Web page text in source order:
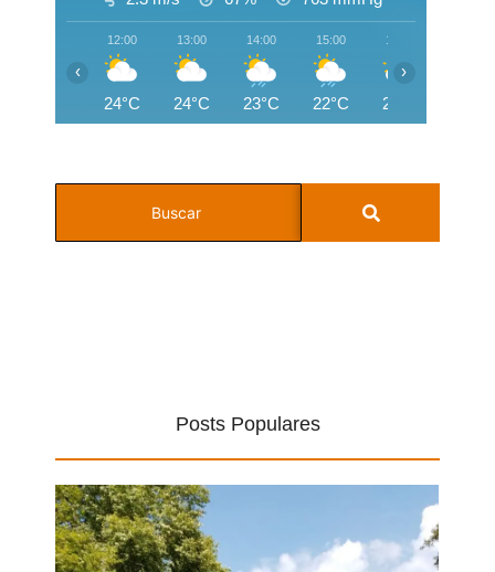
12:00
24°C
13:00
24°C
14:00
23°C
15:00
22°C
16:00
20°C
‹ ›
Posts Populares